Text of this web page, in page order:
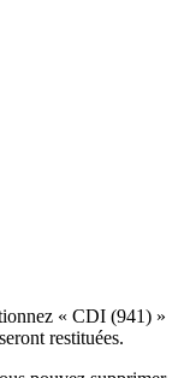
« CDI (941) »
restituées.